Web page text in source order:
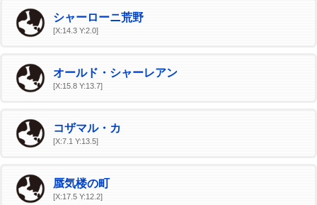
シャーローニ荒野
[X:14.3 Y:2.0]
オールド・シャーレアン
[X:15.8 Y:13.7]
コザマル・カ
[X:7.1 Y:13.5]
蜃気楼の町
[X:17.5 Y:12.2]